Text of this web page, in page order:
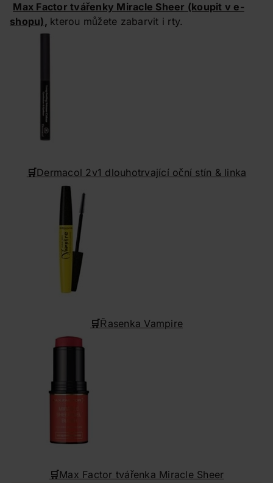
Max Factor tvářenky Miracle Sheer (koupit v e-
shopu), kterou můžete zabarvit i rty.
🛒Dermacol 2v1 dlouhotrvající oční stín & linka
🛒Řasenka Vampire
🛒Max Factor tvářenka Miracle Sheer